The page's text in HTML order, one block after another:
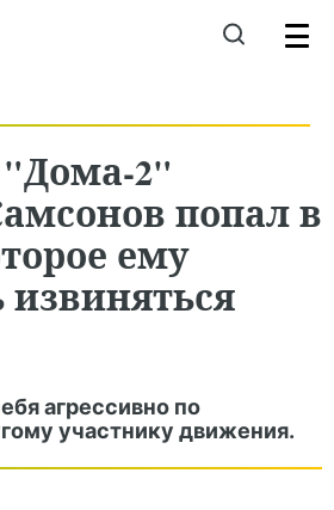
2"
попал в
ему
агрессивно по
участнику движения.